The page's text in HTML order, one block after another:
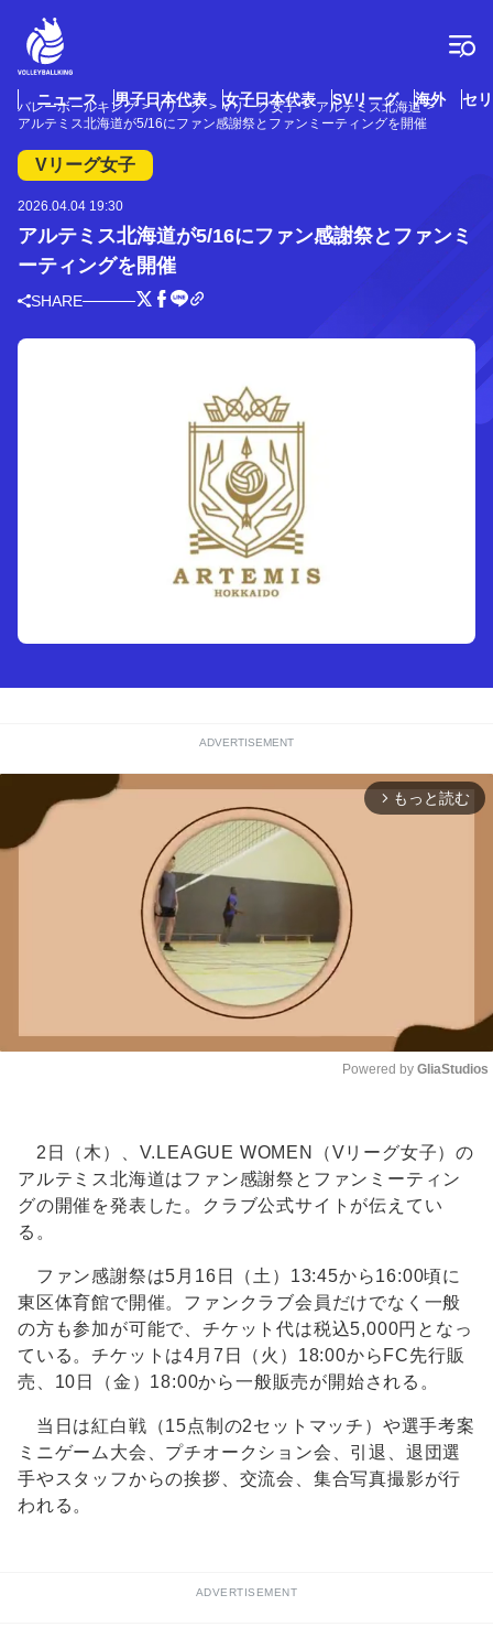
ニュース 男子日本代表 女子日本代表 SVリーグ 海外 セ
バレーボールキング Vリーグ Vリーグ女子
アルテミス北海道
アルテミス北海道が5/16にファン感謝祭とファンミーティングを開催
Vリーグ女子
2026.04.04 19:30
アルテミス北海道が5/16にファン感謝祭とファンミ
ーティングを開催
SHARE
ADVERTISEMENT
arrow_forward_ios もっと読む
Powered by GliaStudios
2日（木）、V.LEAGUE WOMEN（Vリーグ女子）の
アルテミス北海道はファン感謝祭とファンミーティン
グの開催を発表した。クラブ公式サイトが伝えてい
る。
ファン感謝祭は5月16日（土）13:45から16:00頃に
東区体育館で開催。ファンクラブ会員だけでなく一般
の方も参加が可能で、チケット代は税込5,000円となっ
ている。チケットは4月7日（火）18:00からFC先行販
売、10日（金）18:00から一般販売が開始される。
当日は紅白戦（15点制の2セットマッチ）や選手考案
ミニゲーム大会、プチオークション会、引退、退団選
手やスタッフからの挨拶、交流会、集合写真撮影が行
われる。
ADVERTISEMENT